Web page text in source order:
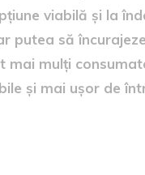
viabilă și la
putea să
mulți
și mai ușor de